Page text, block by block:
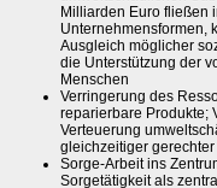
Milliarden Euro fließen
Unternehmensformen,
Ausgleich möglicher
die Unterstützung der
Menschen
Verringerung des
reparierbare Produkte;
Verteuerung
gleichzeitiger
Sorge-Arbeit ins
Sorgetätigkeit als